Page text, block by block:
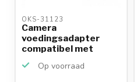
OKS-31123
Camera
voedingsadapter
compatibel met
Op voorraad